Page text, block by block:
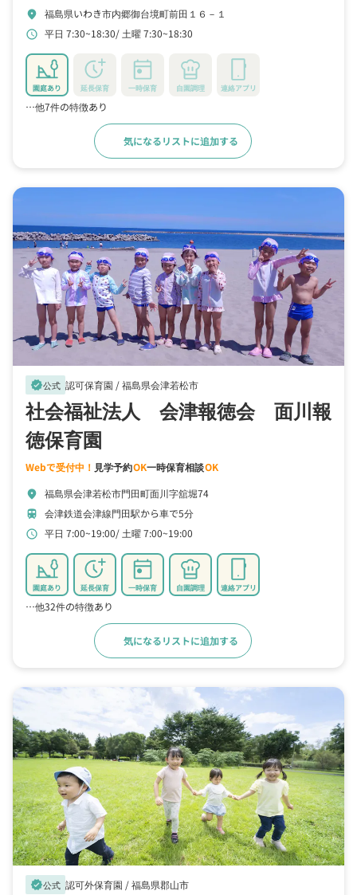
location_on 福島県いわき市内郷御台境町前田１６－１
schedule 平日 7:30~18:30 土曜 7:30~18:30
園庭あり 延長保育 一時保育 自園調理 連絡アプリ
…他7件の特徴あり
気になるリストに追加する
verified公式 認可保育園 /福島県会津若松市
社会福祉法人 会津報徳会 面川報
徳保育園
Webで受付中！ 見学予約OK一時保育相談OK
location_on 福島県会津若松市門田町面川字舘堀74
train 会津鉄道会津線門田駅から車で5分
schedule 平日 7:00~19:00 土曜 7:00~19:00
園庭あり 延長保育 一時保育 自園調理 連絡アプリ
…他32件の特徴あり
気になるリストに追加する
verified公式 認可外保育園 /福島県郡山市